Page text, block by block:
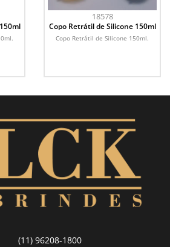
18578
Copo Retrátil de Silicone 150ml
Copo Retrátil de Silicone 150ml.
(11) 96208-1800